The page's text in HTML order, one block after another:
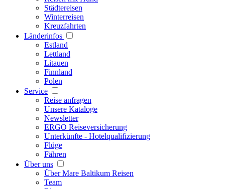
Städtereisen
Winterreisen
Kreuzfahrten
Länderinfos
Estland
Lettland
Litauen
Finnland
Polen
Service
Reise anfragen
Unsere Kataloge
Newsletter
ERGO Reiseversicherung
Unterkünfte - Hotelqualifizierung
Flüge
Fähren
Über uns
Über Mare Baltikum Reisen
Team